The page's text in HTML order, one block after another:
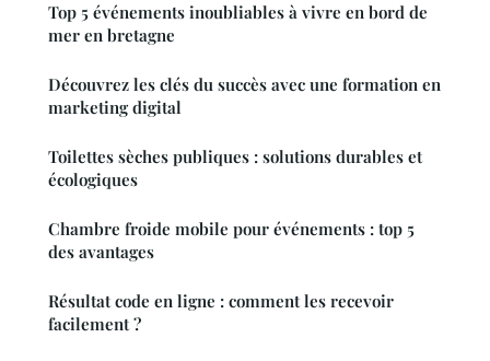
Top 5 événements inoubliables à vivre en bord de
mer en bretagne
Découvrez les clés du succès avec une formation en
marketing digital
Toilettes sèches publiques : solutions durables et
écologiques
Chambre froide mobile pour événements : top 5
des avantages
Résultat code en ligne : comment les recevoir
facilement ?